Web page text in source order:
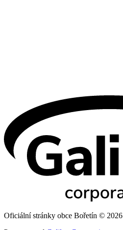
Oficiální stránky obce Bořetín © 2026